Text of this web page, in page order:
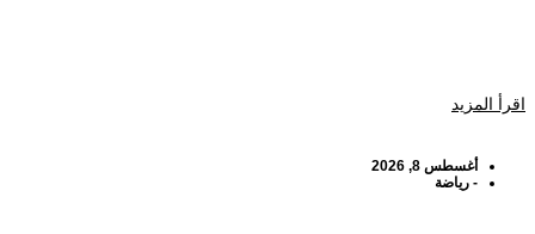
اقرأ المزيد
أغسطس 8, 2026
- رياضة